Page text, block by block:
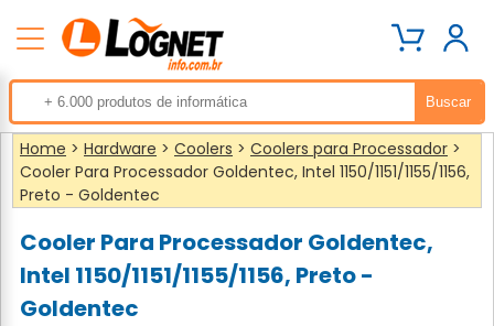
Home > Hardware > Coolers > Coolers para Processador >
Cooler Para Processador Goldentec, Intel 1150/1151/1155/1156,
Preto - Goldentec
Cooler Para Processador Goldentec,
Intel 1150/1151/1155/1156, Preto -
Goldentec